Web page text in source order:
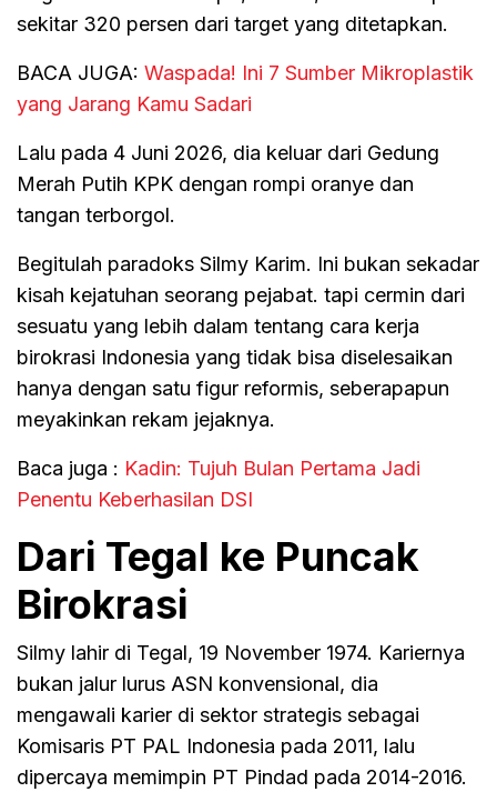
sekitar 320 persen dari target yang ditetapkan.
BACA JUGA: Waspada! Ini 7 Sumber Mikroplastik
yang Jarang Kamu Sadari
Lalu pada 4 Juni 2026, dia keluar dari Gedung
Merah Putih KPK dengan rompi oranye dan
tangan terborgol.
Begitulah paradoks Silmy Karim. Ini bukan sekadar
kisah kejatuhan seorang pejabat. tapi cermin dari
sesuatu yang lebih dalam tentang cara kerja
birokrasi Indonesia yang tidak bisa diselesaikan
hanya dengan satu figur reformis, seberapapun
meyakinkan rekam jejaknya.
Baca juga : Kadin: Tujuh Bulan Pertama Jadi
Penentu Keberhasilan DSI
Dari Tegal ke Puncak
Birokrasi
Silmy lahir di Tegal, 19 November 1974. Kariernya
bukan jalur lurus ASN konvensional, dia
mengawali karier di sektor strategis sebagai
Komisaris PT PAL Indonesia pada 2011, lalu
dipercaya memimpin PT Pindad pada 2014-2016.